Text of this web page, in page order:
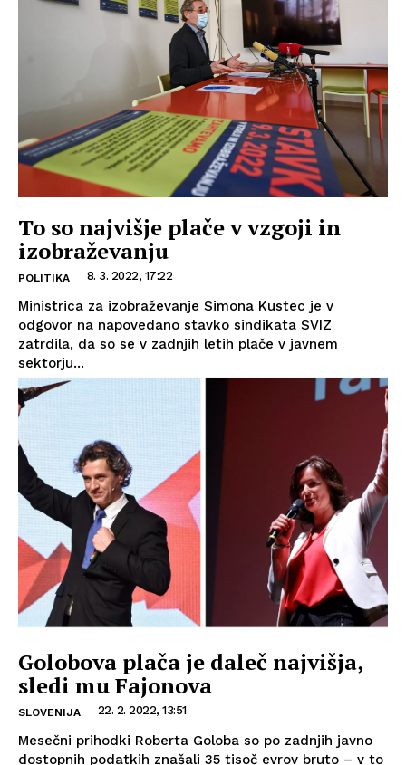
To so najvišje plače v vzgoji in
izobraževanju
POLITIKA 8. 3. 2022, 17:22
Ministrica za izobraževanje Simona Kustec je v
odgovor na napovedano stavko sindikata SVIZ
zatrdila, da so se v zadnjih letih plače v javnem
sektorju...
Golobova plača je daleč najvišja,
sledi mu Fajonova
SLOVENIJA 22. 2. 2022, 13:51
Mesečni prihodki Roberta Goloba so po zadnjih javno
dostopnih podatkih znašali 35 tisoč evrov bruto – v to